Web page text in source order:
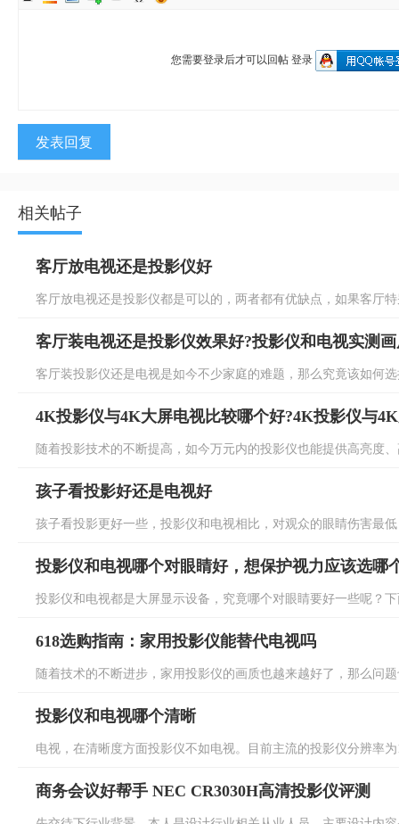
您需要登录后才可以回帖 登录
发表回复
相关帖子
客厅放电视还是投影仪好
客厅放电视还是投影仪都是可以的，两者都有优缺点，如果客厅
客厅装电视还是投影仪效果好?投影仪和电视实测
客厅装投影仪还是电视是如今不少家庭的难题，那么究竟该如何
4K投影仪与4K大屏电视比较哪个好?4K投影仪与
随着投影技术的不断提高，如今万元内的投影仪也能提供高亮度
孩子看投影好还是电视好
孩子看投影更好一些，投影仪和电视相比，对观众的眼睛伤害最
投影仪和电视哪个对眼睛好，想保护视力应该选哪
投影仪和电视都是大屏显示设备，究竟哪个对眼睛要好一些呢？
618选购指南：家用投影仪能替代电视吗
随着技术的不断进步，家用投影仪的画质也越来越好了，那么问
投影仪和电视哪个清晰
电视，在清晰度方面投影仪不如电视。目前主流的投影仪分辨率
商务会议好帮手 NEC CR3030H高清投影仪评测